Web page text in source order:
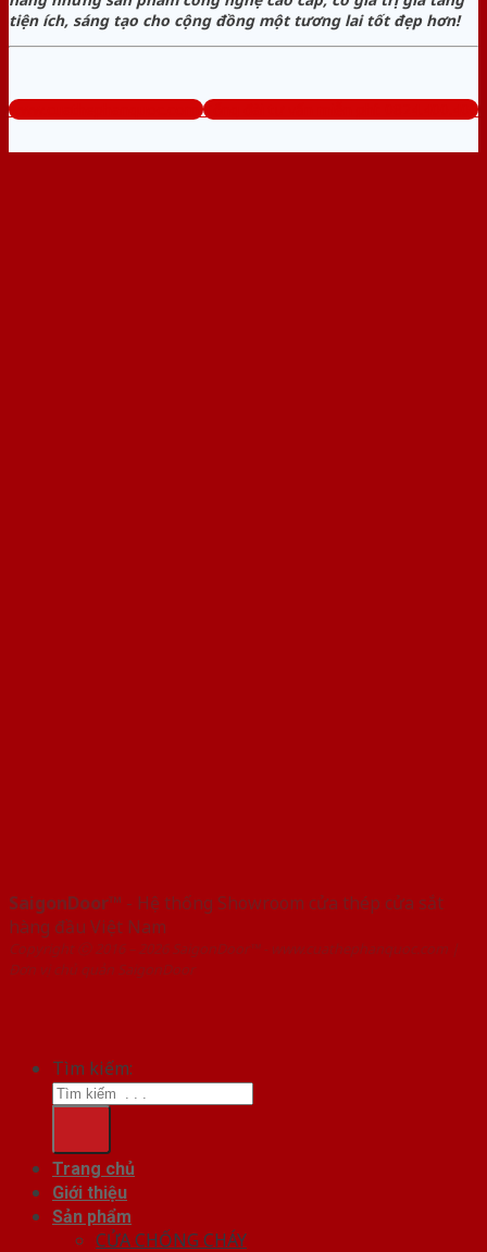
tiện ích, sáng tạo cho cộng đồng một tương lai tốt đẹp hơn!
www.cuathephanquoc.com Tổng đài tư vấn miễn phí: 0824.400.400
SaigonDoor™ - Hệ thống Showroom cửa thép cửa sắt
hàng đầu Việt Nam
Copyright ⓒ 2016 – 2026 SaigonDoor™ - www.cuathephanquoc.com |
Đơn vị chủ quản SaigonDoor
Tìm kiếm:
Trang chủ
Giới thiệu
Sản phẩm
CỬA CHỐNG CHÁY